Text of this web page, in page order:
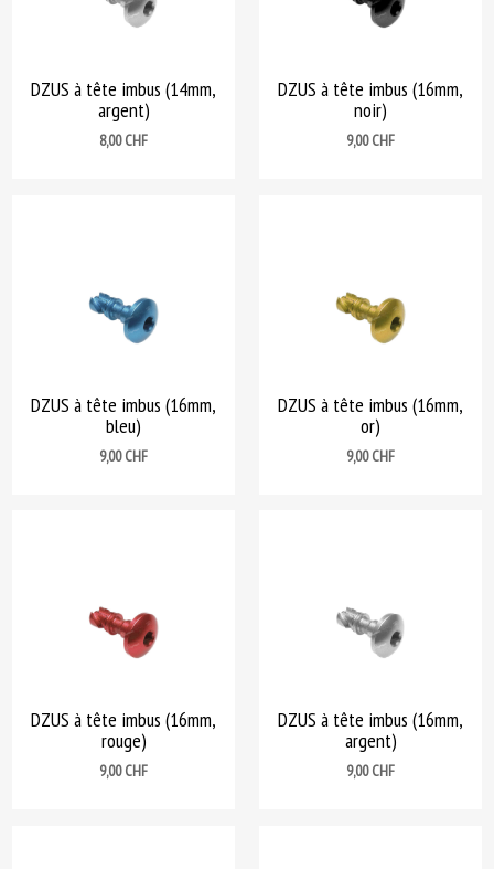
DZUS à tête imbus (14mm,
argent)
Prix
8,00 CHF
DZUS à tête imbus (16mm,
noir)
Prix
9,00 CHF
DZUS à tête imbus (16mm,
bleu)
Prix
9,00 CHF
DZUS à tête imbus (16mm,
or)
Prix
9,00 CHF
DZUS à tête imbus (16mm,
rouge)
Prix
9,00 CHF
DZUS à tête imbus (16mm,
argent)
Prix
9,00 CHF